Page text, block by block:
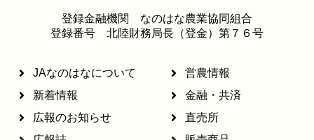
登録金融機関 なのはな農業協同組合
登録番号 北陸財務局長（登金）第７６号
JAなのはなについて
新着情報
広報のお知らせ
営農情報
金融・共済
直売所